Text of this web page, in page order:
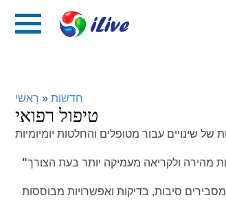
רָאשִׁי » חדשות
טיפול רפואי
סיבות, בדיקות ואפשרויות מבוססות